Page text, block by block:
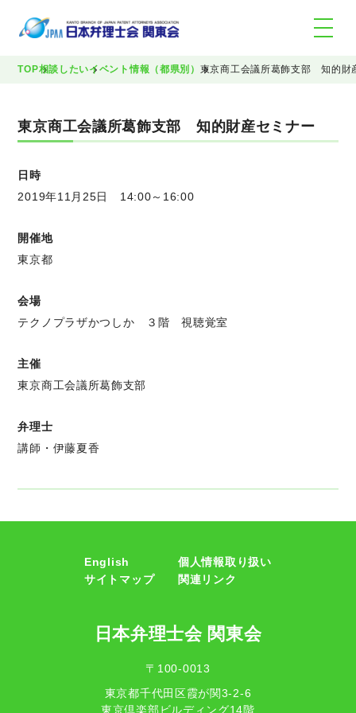
TOP相談したいイベント情報（都県別） 東京商工会議所葛飾支部 知的財
東京商工会議所葛飾支部 知的財産セミナー
日時
2019年11月25日 14:00～16:00
開催地
東京都
会場
テクノプラザかつしか ３階 視聴覚室
主催
東京商工会議所葛飾支部
弁理士
講師・伊藤夏香
English
個人情報取り扱い
サイトマップ
関連リンク
日本弁理士会 関東会
〒100-0013
東京都千代田区霞が関3-2-6
東京倶楽部ビルディング14階